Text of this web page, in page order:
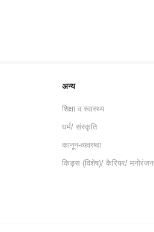
अन्य
शिक्षा व स्वास्थ्य
धर्म/ संस्कृति
कानून-व्यवस्था
किड्स (विशेष)/ कैरियर/ मनोरंजन